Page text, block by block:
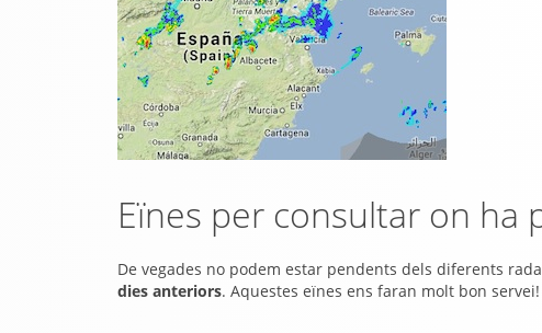
Eïnes per consultar on ha
De vegades no podem estar pendents dels diferents
dies anteriors. Aquestes eïnes ens faran molt bon servei!